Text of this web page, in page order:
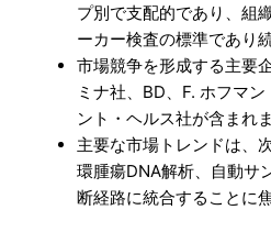
プ別で支配的であり、組
ーカー検査の標準であり
市場競争を形成する主要
ミナ社、BD、F. ホフマ
ント・ヘルス社が含まれま
主要な市場トレンドは、
環腫瘍DNA解析、自動サ
断経路に統合することに